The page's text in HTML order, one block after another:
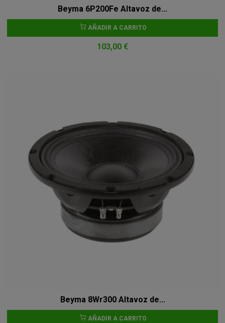
Beyma 6P200Fe Altavoz de...
AÑADIR A CARRITO
103,00 €
Beyma 8Wr300 Altavoz de...
AÑADIR A CARRITO